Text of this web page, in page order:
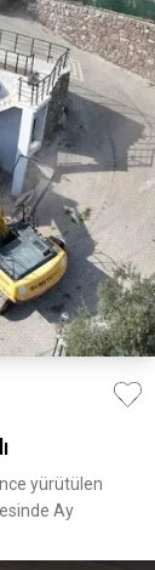
yürütülen
Ay